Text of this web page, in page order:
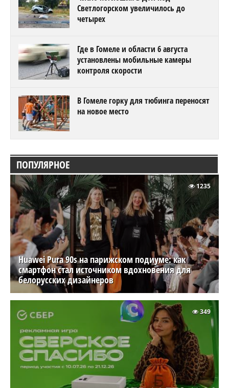
Светлогорском увеличилось до
четырех
Где в Гомеле и области 6 августа
установлены мобильные камеры
контроля скорости
В Гомеле горку для тюбинга переносят
на новое место
ПОПУЛЯРНОЕ
Huawei Pura 90s на парижском подиуме: как
смартфон стал источником вдохновения для
белорусских дизайнеров
1235
349